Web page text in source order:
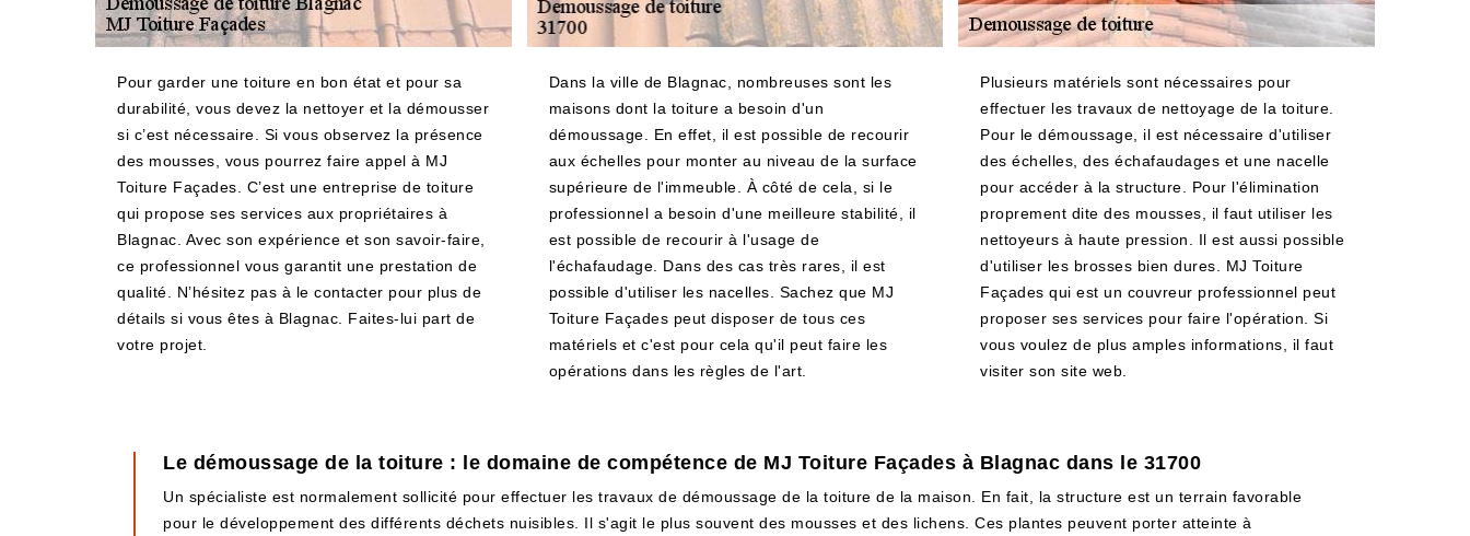
Pour garder une toiture en bon état et pour sa
durabilité, vous devez la nettoyer et la démousser
si c’est nécessaire. Si vous observez la présence
des mousses, vous pourrez faire appel à MJ
Toiture Façades. C’est une entreprise de toiture
qui propose ses services aux propriétaires à
Blagnac. Avec son expérience et son savoir-faire,
ce professionnel vous garantit une prestation de
qualité. N’hésitez pas à le contacter pour plus de
détails si vous êtes à Blagnac. Faites-lui part de
votre projet.
Dans la ville de Blagnac, nombreuses sont les
maisons dont la toiture a besoin d'un
démoussage. En effet, il est possible de recourir
aux échelles pour monter au niveau de la surface
supérieure de l'immeuble. À côté de cela, si le
professionnel a besoin d'une meilleure stabilité, il
est possible de recourir à l'usage de
l'échafaudage. Dans des cas très rares, il est
possible d'utiliser les nacelles. Sachez que MJ
Toiture Façades peut disposer de tous ces
matériels et c'est pour cela qu'il peut faire les
opérations dans les règles de l'art.
Plusieurs matériels sont nécessaires pour
effectuer les travaux de nettoyage de la toiture.
Pour le démoussage, il est nécessaire d'utiliser
des échelles, des échafaudages et une nacelle
pour accéder à la structure. Pour l'élimination
proprement dite des mousses, il faut utiliser les
nettoyeurs à haute pression. Il est aussi possible
d'utiliser les brosses bien dures. MJ Toiture
Façades qui est un couvreur professionnel peut
proposer ses services pour faire l'opération. Si
vous voulez de plus amples informations, il faut
visiter son site web.
Le démoussage de la toiture : le domaine de compétence de MJ Toiture Façades à Blagnac dans le 31700
Un spécialiste est normalement sollicité pour effectuer les travaux de démoussage de la toiture de la maison. En fait, la structure est un terrain favorable
pour le développement des différents déchets nuisibles. Il s'agit le plus souvent des mousses et des lichens. Ces plantes peuvent porter atteinte à